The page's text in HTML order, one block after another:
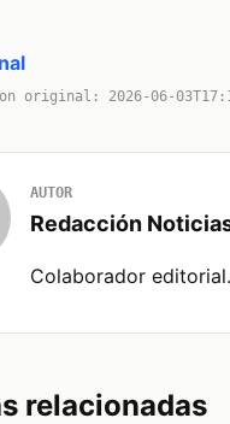
original: 2026-06-
AUTOR
Redacción
Colaborador editorial.
relacionadas